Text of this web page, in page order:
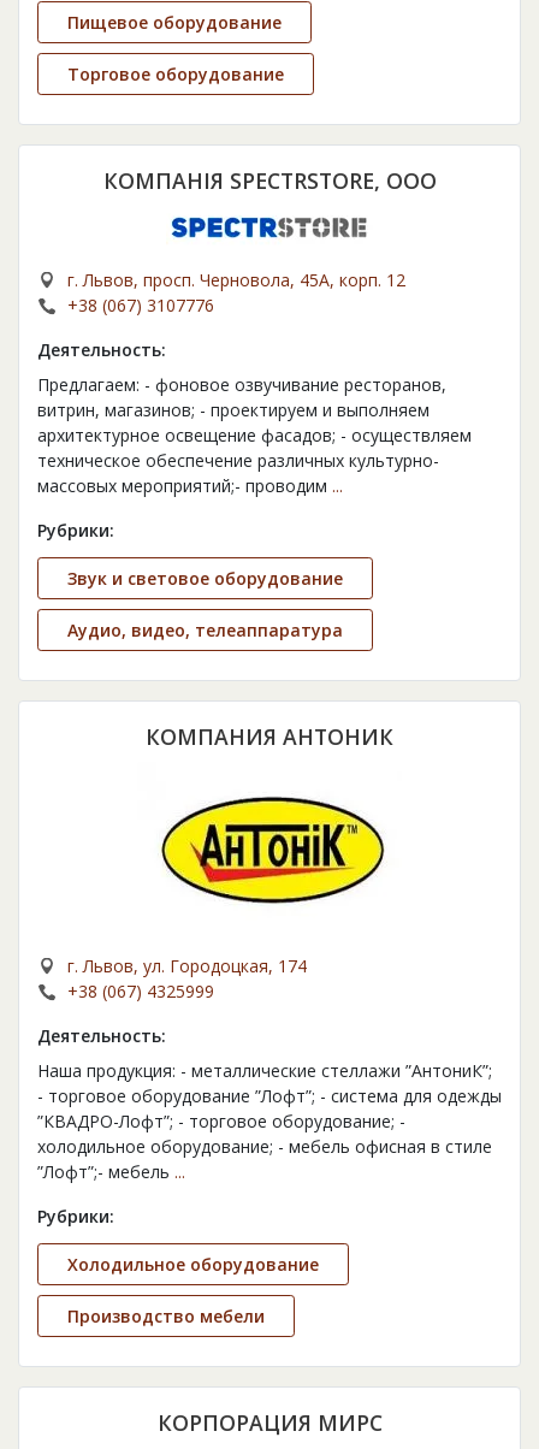
Пищевое оборудование
Торговое оборудование
КОМПАНІЯ SPECTRSTORE, ООО
г. Львов, просп. Черновола, 45А, корп. 12
+38 (067) 3107776
Деятельность:
Предлагаем: - фоновое озвучивание ресторанов,
витрин, магазинов; - проектируем и выполняем
архитектурное освещение фасадов; - осуществляем
техническое обеспечение различных культурно-
массовых мероприятий;- проводим ...
Рубрики:
Звук и световое оборудование
Аудио, видео, телеаппаратура
КОМПАНИЯ АНТОНИК
г. Львов, ул. Городоцкая, 174
+38 (067) 4325999
Деятельность:
Наша продукция: - металлические стеллажи ”АнтониК”;
- торговое оборудование ”Лофт”; - система для одежды
”КВАДРО-Лофт”; - торговое оборудование; -
холодильное оборудование; - мебель офисная в стиле
”Лофт”;- мебель ...
Рубрики:
Холодильное оборудование
Производство мебели
КОРПОРАЦИЯ МИРС